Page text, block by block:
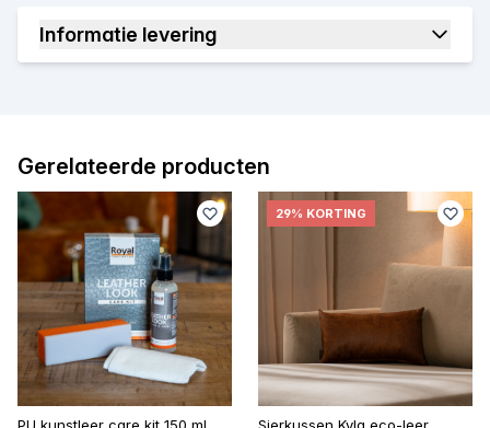
Informatie levering
Gerelateerde producten
PU kunstleer care kit 150 ml
29% KORTING
Sierkussen Kyla eco-leer